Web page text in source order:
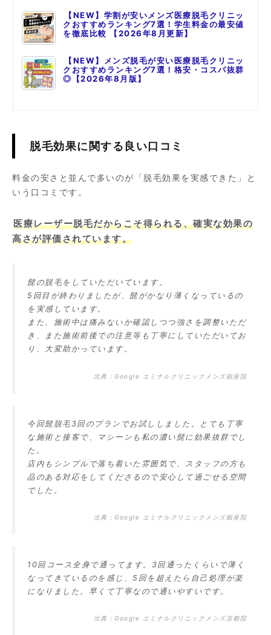
【NEW】学割が安いメンズ医療脱毛クリニッ
クおすすめランキング7選！学生料金の最安値
を徹底比較 【2026年8月更新】
【NEW】メンズ脱毛が安い医療脱毛クリニッ
クおすすめランキング7選！格安・コスパ抜群
◎【2026年8月版】
脱毛効果に関する良い口コミ
料金の安さと並んで多いのが「脱毛効果を実感できた」と
いう口コミです。
医療レーザー脱毛だからこそ得られる、確実な効果の
高さが評価されています。
髭の脱毛をしていただいています。
5回目が終わりましたが、髭がかなり薄くなっているの
を実感しています。
また、施術中は痛みないか確認しつつ強さを調整いただ
き、また施術前後での注意等も丁寧にしていただいてお
り、大変助かっています。
出典： Google エミナルクリニックメンズ銀座院
今回髭脱毛3回のプランでお試ししました。とても丁寧
な施術と接客で、マシーンも私の濃い髭に効果抜群でし
た。
店内もシンプルで落ち着いた雰囲気で、スタッフの方も
品のある対応をしてくださるので安心して過ごせる空間
でした。
出典： Google エミナルクリニックメンズ銀座院
10回コース全身で通ってます。3回通ったくらいで薄く
なってきているのを感じ、5回を超えたら自己処理が楽
になりました。早くて丁寧なので通いやすいです。
出典： Google エミナルクリニックメンズ京都院